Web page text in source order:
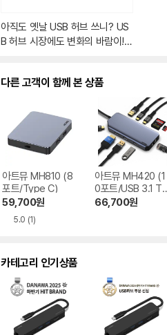
아직도 옛날 USB 허브 쓰니? US
B 허브 시장에도 변화의 바람이!
다른 고객이 함께 본 상품
아트뮤 MH810 (8
포트/Type C)
59,700원
5.0 (1)
아트뮤 MH420 (1
0포트/USB 3.1 Ty
pe C)
66,700원
카테고리 인기상품